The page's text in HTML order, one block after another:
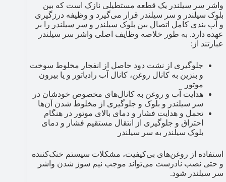
واشر سر سیلندر یک قطعه مستطیلی نازک است که بین
بلوک سیلندر و سر سیلندر قرار می‌گیرد و وظیفه درزگیری
و آب بندی کامل اتصال بین بلوک سیلندر و سر سیلندر را بر
عهده دارد. به طور خلاصه وظایف اصلی واشر سر سیلندر
عبارتند از:
جلوگیری از نشت دود حاصل از انفجار مخلوط سوخت
و بنزین به کانال روغن، کانال آب رادیاتور و یا بیرون
موتور
هدایت آب و روغن به کانال‌های مخصوص خودشان در
سر سیلندر و بلوک و جلوگیری از مخلوط شدن آن‌ها
تحمل و هدایت فشار و دمای بالای موتور در هنگام
احتراق و جلوگیری از انتقال مستقیم فشار و دمای
بلوک سیلندر به سر سیلندر
استفاده از روغن‌های بی‌کیفیت، مشکلات سیستم خنک‌کننده
و حتی نصب نادرست می‌تواند موجب نیم سوز شدن واشر
سر سیلندر شود.